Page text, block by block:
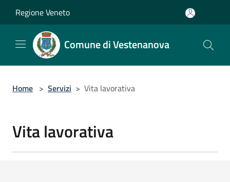
Regione Veneto
Comune di Vestenanova
Home > Servizi > Vita lavorativa
Vita lavorativa